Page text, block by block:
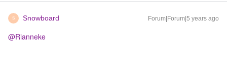
S Snowboard Forum|Forum|5 years ago
@Rianneke